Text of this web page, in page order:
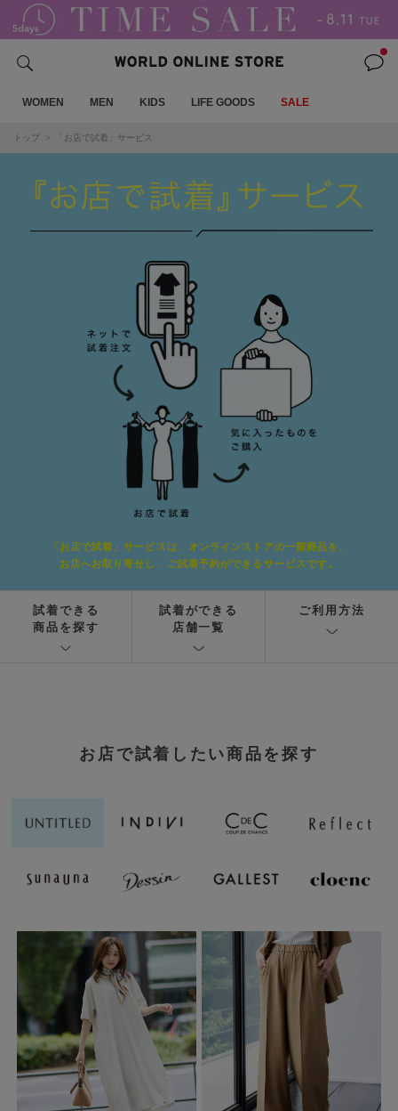
WOMEN MEN KIDS LIFE GOODS SALE
トップ 「お店で試着」サービス
「お店で試着」サービスは、オンラインストアの一部商品を、
お店へお取り寄せし、ご試着予約ができるサービスです。
試着できる
商品を探す
試着ができる
店舗一覧
ご利用方法
お店で試着したい商品を探す